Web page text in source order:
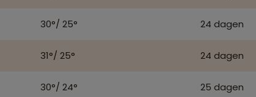
30°/ 25° 24 dagen
31°/ 25° 24 dagen
30°/ 24° 25 dagen